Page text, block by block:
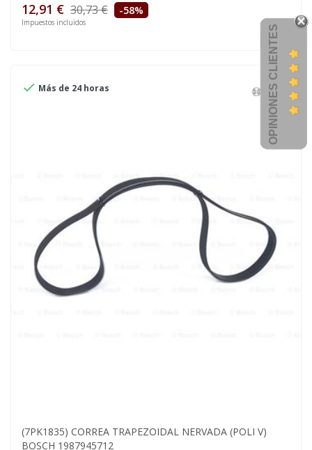
12,91 € 30,73 € -58%
Impuestos incluidos
 Más de 24 horas
(7PK1835) CORREA TRAPEZOIDAL NERVADA (POLI V)
BOSCH 1987945712
OPINIONES CLIENTES